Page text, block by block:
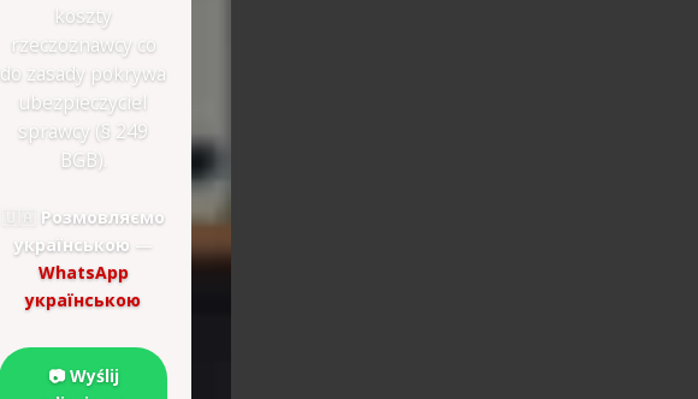
koszty
rzeczoznawcy co
do zasady pokrywa
ubezpieczyciel
sprawcy (§ 249
BGB).
🇺🇦 Розмовляємо
українською—
WhatsApp
українською
📷 Wyślij